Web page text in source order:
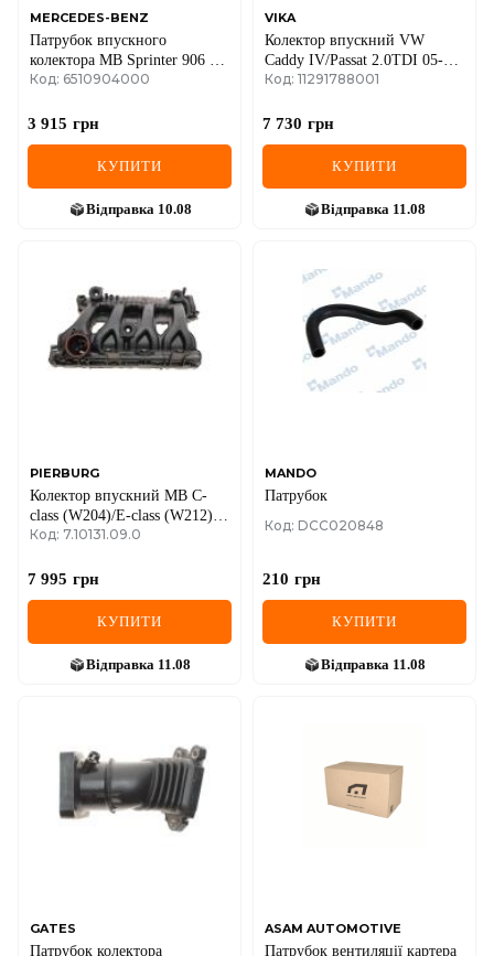
MERCEDES-BENZ
Патрубок впускного
колектора MB Sprinter 906 2.2
CDI 09- OM651
Код: 6510904000
3 915 грн
КУПИТИ
Відправка 10.08
VIKA
Колектор впускний VW
Caddy IV/Passat 2.0TDI 05-
12/Skoda Octavia 2.0TDI 06-
Код: 11291788001
7 730 грн
КУПИТИ
Відправка 11.08
PIERBURG
Колектор впускний MB C-
class (W204)/E-class (W212)
07-15
Код: 7.10131.09.0
7 995 грн
КУПИТИ
Відправка 11.08
MANDO
Патрубок
Код: DCC020848
210 грн
КУПИТИ
Відправка 11.08
GATES
Патрубок колектора
ASAM AUTOMOTIVE
Патрубок вентиляції картера